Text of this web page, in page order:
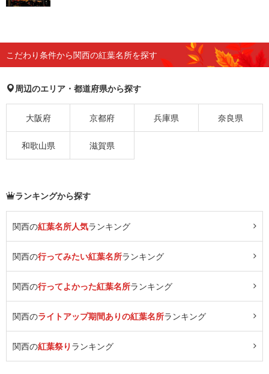
こだわり条件から関西の紅葉名所を探す
周辺のエリア・都道府県から探す
大阪府 京都府 兵庫県 奈良県
和歌山県 滋賀県
ランキングから探す
関西の紅葉名所人気ランキング
関西の行ってみたい紅葉名所ランキング
関西の行ってよかった紅葉名所ランキング
関西のライトアップ期間ありの紅葉名所ランキング
関西の紅葉祭り ランキング